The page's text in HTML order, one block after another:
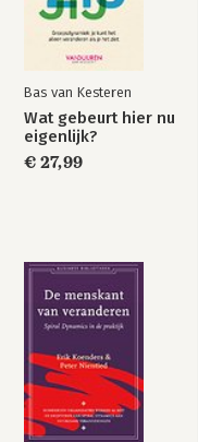
Bas van Kesteren
Wat gebeurt hier nu
eigenlijk?
€ 27,99